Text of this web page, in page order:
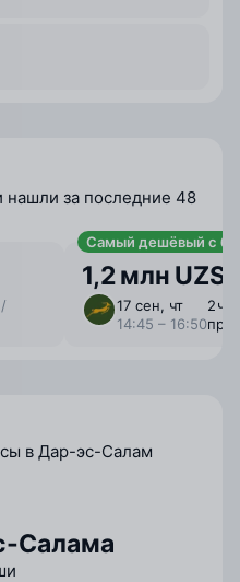
нашли за последние 48
/
Самый дешёвый с
1,2 млн UZS
17 сен, чт
14:45 – 16:50
2 ⁠ч
в Дар-эс-Салам
Салама